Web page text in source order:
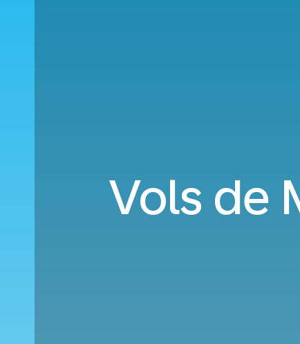
Vols de